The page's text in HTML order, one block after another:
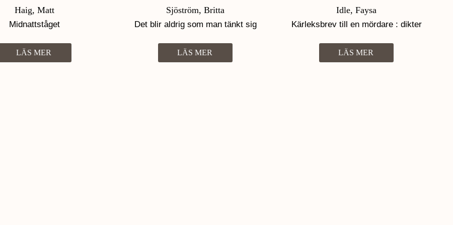
Haig, Matt
Midnattståget
LÄS MER
Sjöström, Britta
Det blir aldrig som man tänkt sig
LÄS MER
Idle, Faysa
Kärleksbrev till en mördare : dikter
LÄS MER